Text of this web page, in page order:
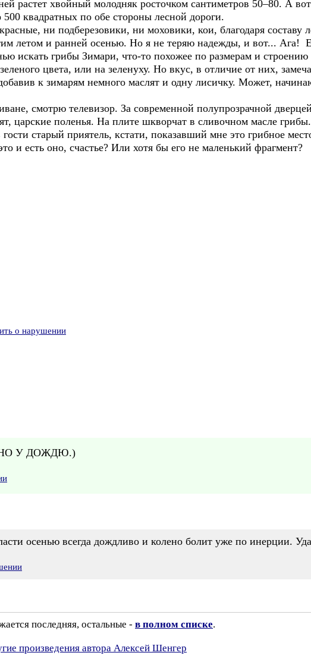
растет хвойный молодняк росточком сантиметров 50–80. А
квадратных по обе стороны лесной дороги.
ни подберезовики, ни моховики, кои, благодаря составу
летом и ранней осенью. Но я не теряю надежды, и вот... Ага!
искать грибы Зимари, что-то похожее по размерам и
цвета, или на зеленуху. Но вкус, в отличие от них,
к зимарям немного маслят и одну лисичку. Может,
смотрю телевизор. За современной полупрозрачной
царские поленья. На плите шкворчат в сливочном масле
старый приятель, кстати, показавший мне это грибное
и есть оно, счастье? Или хотя бы его не маленький фрагмент?
о нарушении
ОНО У ДОЖДЮ.)
осенью всегда дождливо и колено болит уже по инерции.
последняя, остальные - в полном списке.
произведения автора Алексей Шенгер